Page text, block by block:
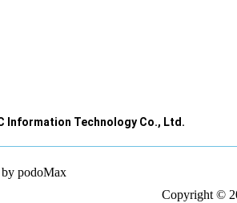
Information Technology Co., Ltd.
podoMax
Copyright ©